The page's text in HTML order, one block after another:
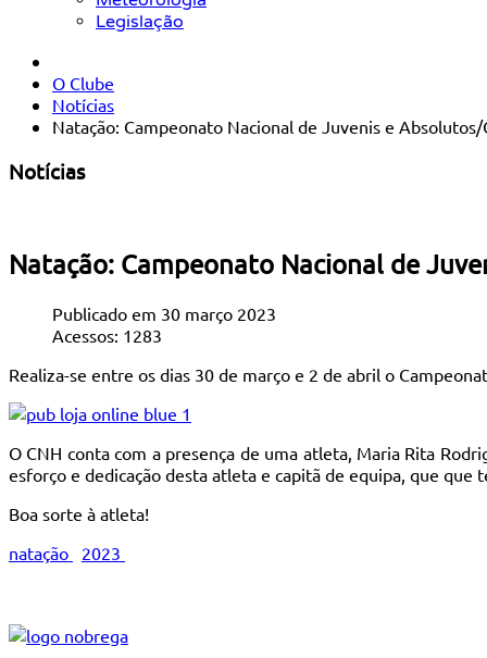
Legislação
O Clube
Notícias
Natação: Campeonato Nacional de Juvenis e
Notícias
Natação: Campeonato Nacional de
Publicado em 30 março 2023
Acessos: 1283
Realiza-se entre os dias 30 de março e 2 de abril o
O CNH conta com a presença de uma atleta, Maria Rita
esforço e dedicação desta atleta e capitã de equipa, que
Boa sorte à atleta!
natação
2023